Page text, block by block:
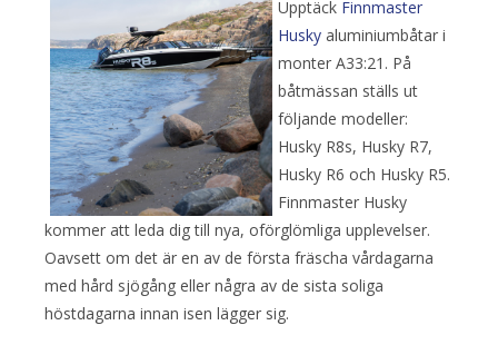
Upptäck Finnmaster
Husky aluminiumbåtar i
monter A33:21. På
båtmässan ställs ut
följande modeller:
Husky R8s, Husky R7,
Husky R6 och Husky R5.
Finnmaster Husky
kommer att leda dig till nya, oförglömliga upplevelser.
Oavsett om det är en av de första fräscha vårdagarna
med hård sjögång eller några av de sista soliga
höstdagarna innan isen lägger sig.